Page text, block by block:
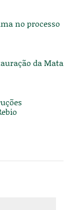
no processo
da Mata